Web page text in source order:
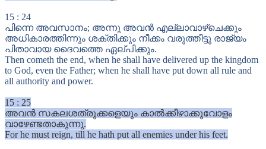
15 : 24
പിന്നെ അവസാനം; അന്നു അവൻ എല്ലാവാഴ്ചെക്കും
അധികാരത്തിന്നും ശക്തിക്കും നീക്കം വരുത്തീട്ടു രാജ്യം
പിതാവായ ദൈവത്തെ ഏല്പിക്കും.
Then cometh the end, when he shall have delivered up the kingdom
to God, even the Father; when he shall have put down all rule and
all authority and power.
15 : 25
അവൻ സകലശത്രുക്കളെയും കാൽക്കീഴാക്കുവോളം
വാഴേണ്ടതാകുന്നു.
For he must reign, till he hath put all enemies under his feet.